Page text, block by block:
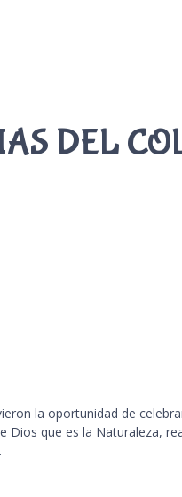
DEL
la oportunidad de
que es la Naturaleza,